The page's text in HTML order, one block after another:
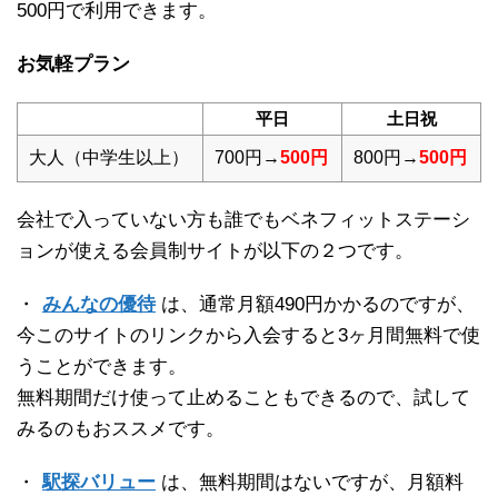
500円で利用できます。
お気軽プラン
平日 土日祝
大人（中学生以上） 700円→500円 800円→500円
会社で入っていない方も誰でもベネフィットステーシ
ョンが使える会員制サイトが以下の２つです。
・ みんなの優待 は、通常月額490円かかるのですが、
今このサイトのリンクから入会すると3ヶ月間無料で使
うことができます。
無料期間だけ使って止めることもできるので、試して
みるのもおススメです。
・ 駅探バリュー は、無料期間はないですが、月額料